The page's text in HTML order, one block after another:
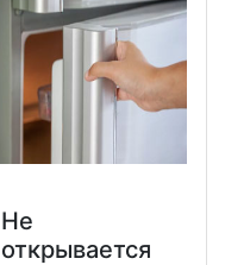
Не
открывается